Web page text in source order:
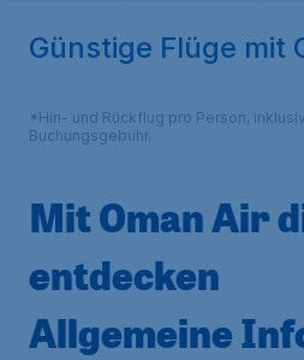
Günstige Flüge mit
*Hin- und Rückflug pro Person,
Buchungsgebühr.
Mit Oman Air
entdecken
Allgemeine